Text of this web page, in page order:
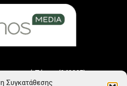
Συγκατάθεσης
Τύπου (242225)